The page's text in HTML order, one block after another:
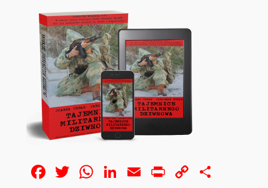
Facebook
Twitter
WhatsApp
LinkedIn
EmailPrintCopy